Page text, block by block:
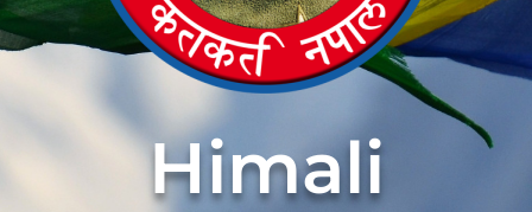
Himali